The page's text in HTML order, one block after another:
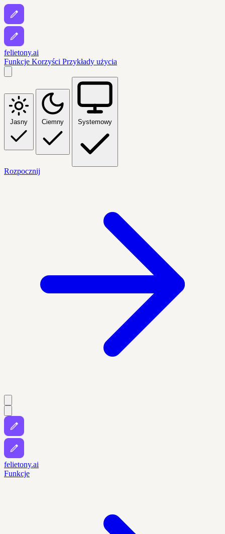
felietony.ai
Funkcje Korzyści Przykłady użycia
Jasny Ciemny Systemowy
Rozpocznij
felietony.ai
Funkcje